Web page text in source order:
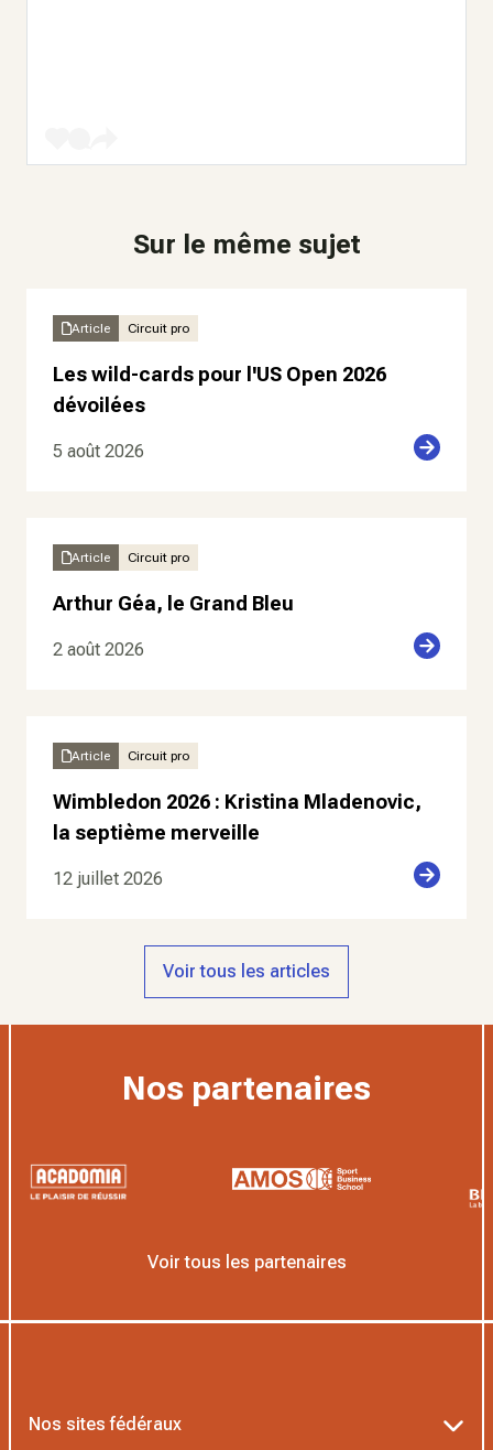
Sur le même sujet
Article Circuit pro
Les wild-cards pour l'US Open 2026
dévoilées
5 août 2026
Article Circuit pro
Arthur Géa, le Grand Bleu
2 août 2026
Article Circuit pro
Wimbledon 2026 : Kristina Mladenovic,
la septième merveille
12 juillet 2026
Voir tous les articles
Nos partenaires
Voir tous les partenaires
Nos sites fédéraux